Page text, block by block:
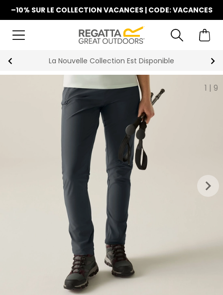
–10% SUR LE COLLECTION VACANCES | CODE: VACANCES
La Nouvelle Collection Est Disponible
1 | 9
keyboard_arrow_right